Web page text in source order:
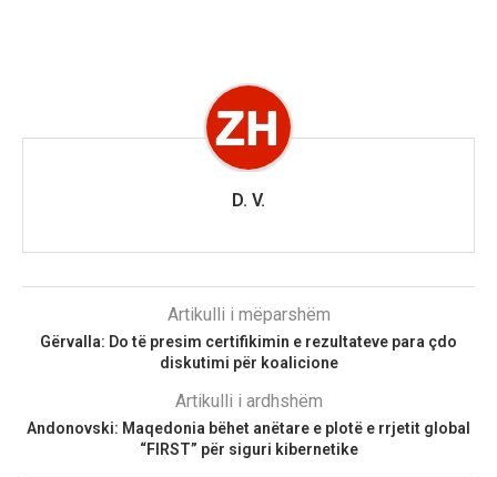
D. V.
Artikulli i mëparshëm
Gërvalla: Do të presim certifikimin e rezultateve para çdo
diskutimi për koalicione
Artikulli i ardhshëm
Andonovski: Maqedonia bëhet anëtare e plotë e rrjetit global
“FIRST” për siguri kibernetike